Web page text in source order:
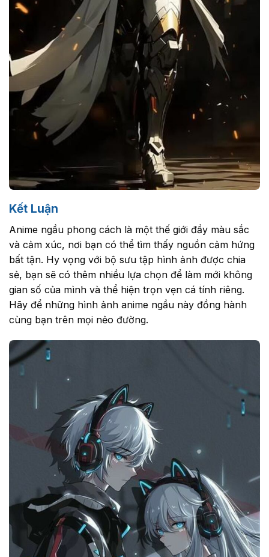
Kết Luận
Anime ngầu phong cách là một thế giới đầy màu sắc
và cảm xúc, nơi bạn có thể tìm thấy nguồn cảm hứng
bất tận. Hy vọng với bộ sưu tập hình ảnh được chia
sẻ, bạn sẽ có thêm nhiều lựa chọn để làm mới không
gian số của mình và thể hiện trọn vẹn cá tính riêng.
Hãy để những hình ảnh anime ngầu này đồng hành
cùng bạn trên mọi nẻo đường.